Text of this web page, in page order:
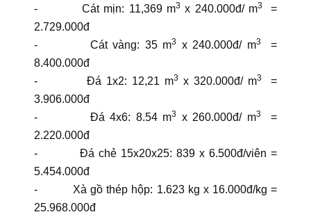
- Cát mịn: 11,369 m3 x 240.000đ/ m3
=
2.729.000đ
- Cát vàng: 35 m3 x 240.000đ/ m3
=
8.400.000đ
- Đá 1x2: 12,21 m3 x 320.000đ/ m3
=
3.906.000đ
- Đá 4x6: 8.54 m3 x 260.000đ/ m3
=
2.220.000đ
- Đá chẻ 15x20x25: 839 x 6.500đ/viên =
5.454.000đ
- Xà gồ thép hộp: 1.623 kg x 16.000đ/kg =
25.968.000đ